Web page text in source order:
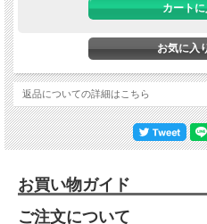
返品についての詳細はこちら
お買い物ガイド
ご注文について